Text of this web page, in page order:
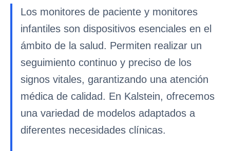
Los monitores de paciente y monitores
infantiles son dispositivos esenciales en el
ámbito de la salud. Permiten realizar un
seguimiento continuo y preciso de los
signos vitales, garantizando una atención
médica de calidad. En Kalstein, ofrecemos
una variedad de modelos adaptados a
diferentes necesidades clínicas.